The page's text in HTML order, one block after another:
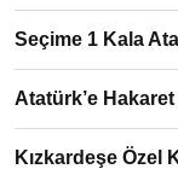
Seçime 1 Kala
Atatürk’e
Kızkardeşe Özel